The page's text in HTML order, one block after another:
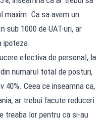
maxim. Ca sa avem un
1000 de UAT-uri, ar
ipoteza.
efectiva de personal, la
numarul total de posturi,
40%. Ceea ce inseamna ca,
ar trebui facute reduceri
treaba lor pentru ca si-au